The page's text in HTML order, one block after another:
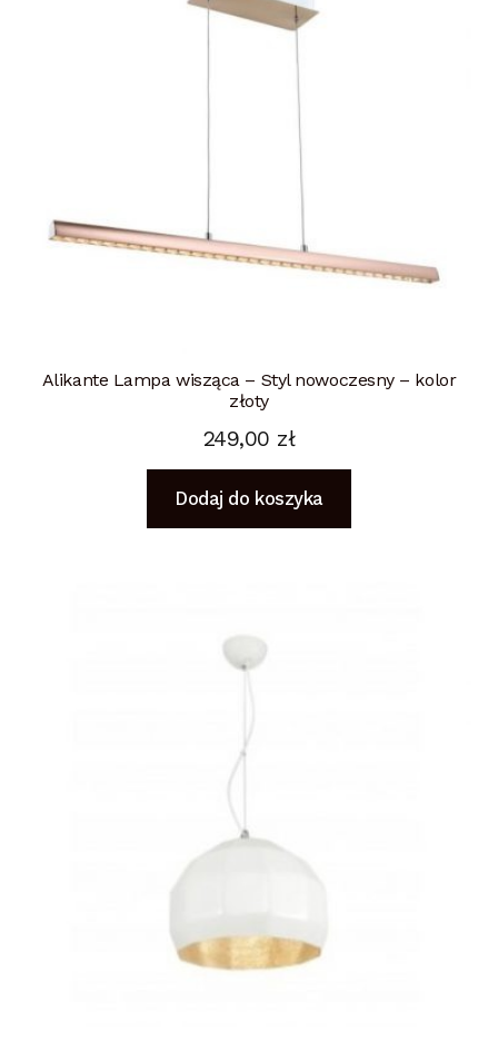
Alikante Lampa wisząca – Styl nowoczesny – kolor
złoty
249,00 zł
Dodaj do koszyka